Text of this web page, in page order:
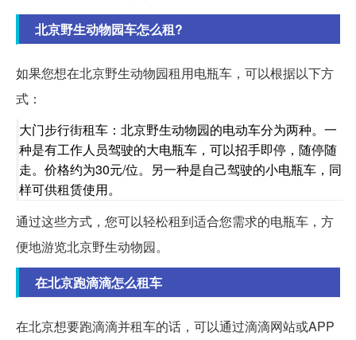
北京野生动物园车怎么租?
如果您想在北京野生动物园租用电瓶车，可以根据以下方
式：
大门步行街租车：北京野生动物园的电动车分为两种。一
种是有工作人员驾驶的大电瓶车，可以招手即停，随停随
走。价格约为30元/位。另一种是自己驾驶的小电瓶车，同
样可供租赁使用。
通过这些方式，您可以轻松租到适合您需求的电瓶车，方
便地游览北京野生动物园。
在北京跑滴滴怎么租车
在北京想要跑滴滴并租车的话，可以通过滴滴网站或APP